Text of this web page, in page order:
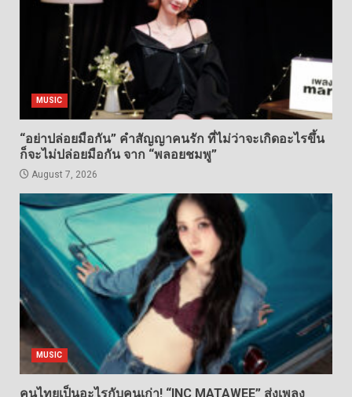
MUSIC
“อย่าปล่อยมือกัน” คำสัญญาคนรัก ที่ไม่ว่าจะเกิดอะไรขึ้น
ก็จะไม่ปล่อยมือกัน จาก “พลอยชมพู”
August 7, 2026
MUSIC
คนไทยเป็นอะไรกับคนเก่า! “INC MATAWEE” ส่งเพลง